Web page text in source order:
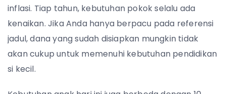
inflasi. Tiap tahun, kebutuhan pokok selalu ada
kenaikan. Jika Anda hanya berpacu pada referensi
jadul, dana yang sudah disiapkan mungkin tidak
akan cukup untuk memenuhi kebutuhan pendidikan
si kecil.